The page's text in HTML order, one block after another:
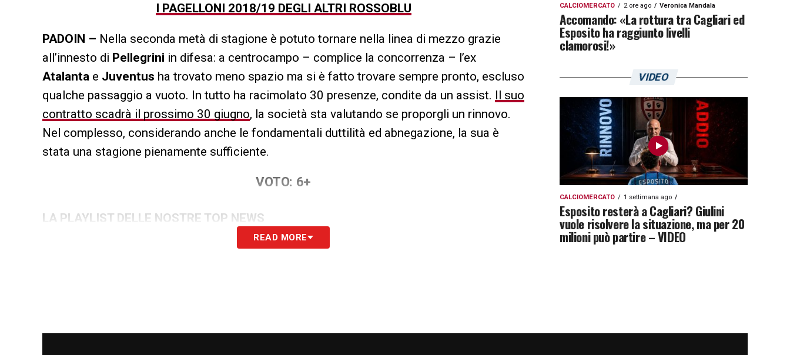
I PAGELLONI 2018/19 DEGLI ALTRI ROSSOBLU
PADOIN – Nella seconda metà di stagione è potuto tornare nella linea di mezzo grazie
all’innesto di Pellegrini in difesa: a centrocampo – complice la concorrenza – l’ex
Atalanta e Juventus ha trovato meno spazio ma si è fatto trovare sempre pronto, escluso
qualche passaggio a vuoto. In tutto ha racimolato 30 presenze, condite da un assist. Il suo
contratto scadrà il prossimo 30 giugno, la società sta valutando se proporgli un rinnovo.
Nel complesso, considerando anche le fondamentali duttilità ed abnegazione, la sua è
stata una stagione pienamente sufficiente.
VOTO: 6+
LA PLAYLIST DELLE NOSTRE TOP NEWS
READ MORE
CALCIOMERCATO 2 ore ago Veronica Mandala
Accomando: «La rottura tra Cagliari ed
Esposito ha raggiunto livelli
clamorosi!»
VIDEO
CALCIOMERCATO 1 settimana ago
Esposito resterà a Cagliari? Giulini
vuole risolvere la situazione, ma per 20
milioni può partire – VIDEO